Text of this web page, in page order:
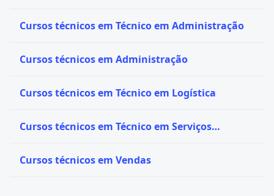
Cursos técnicos em Técnico em Administração
Cursos técnicos em Administração
Cursos técnicos em Técnico em Logística
Cursos técnicos em Técnico em Serviços
Cursos técnicos em Vendas